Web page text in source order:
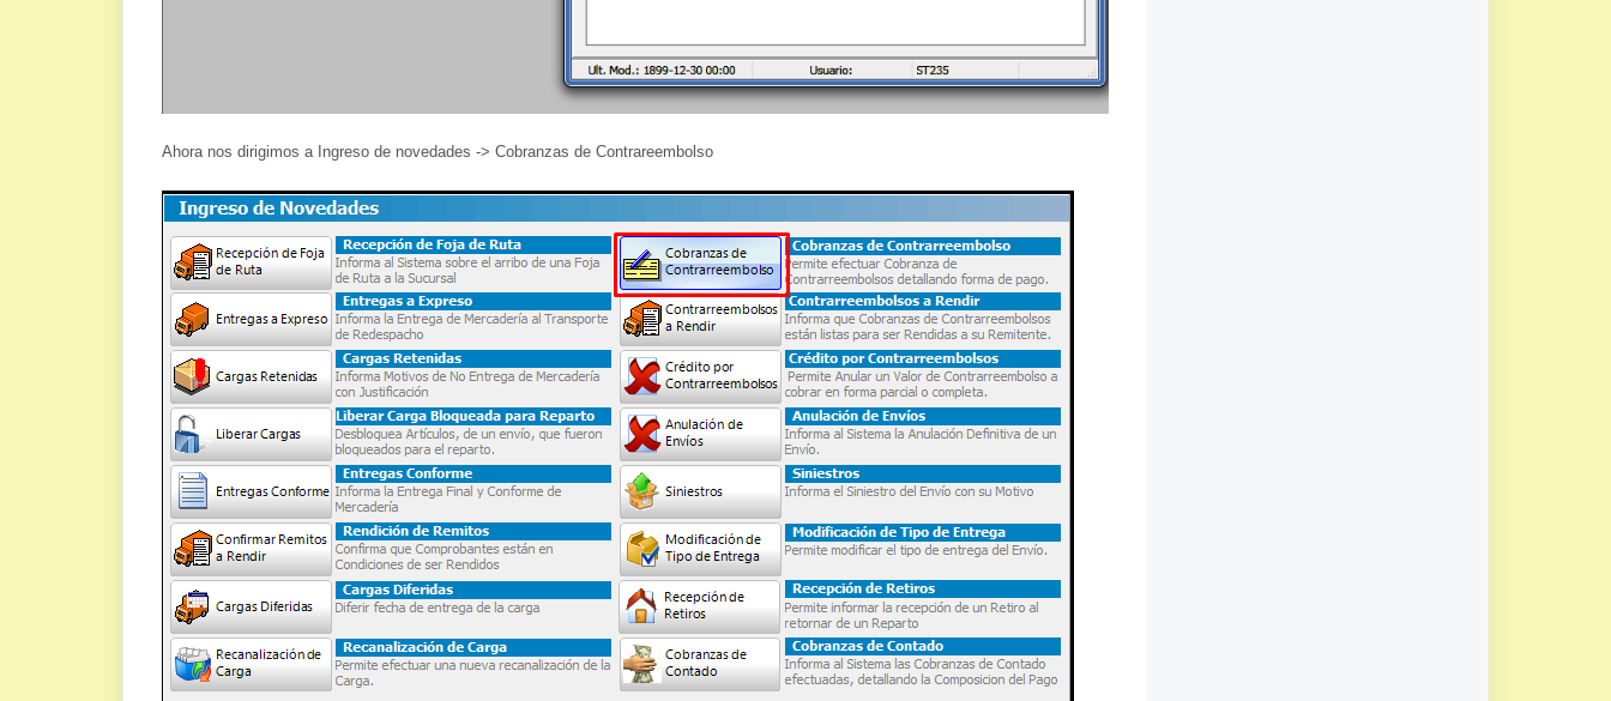
Ahora nos dirigimos a Ingreso de novedades -> Cobranzas de Contrareembolso